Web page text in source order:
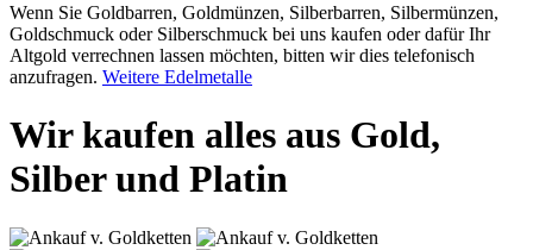
Wenn Sie Goldbarren, Goldmünzen, Silberbarren, Silbermünzen,
Goldschmuck oder Silberschmuck bei uns kaufen oder dafür Ihr
Altgold verrechnen lassen möchten, bitten wir dies telefonisch
anzufragen. Weitere Edelmetalle
Wir kaufen alles aus Gold,
Silber und Platin